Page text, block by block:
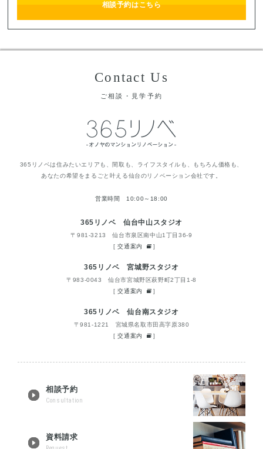
相談予約はこちら
Contact Us
ご相談・見学予約
365リノベは住みたいエリアも、間取も、ライフスタイルも、もちろん価格も、
あなたの希望をまるごと叶える仙台のリノベーション会社です。
営業時間 10:00～18:00
365リノベ 仙台中山スタジオ
〒981-3213 仙台市泉区南中山1丁目36-9
[交通案内 ]
365リノベ 宮城野スタジオ
〒983-0043 仙台市宮城野区萩野町2丁目1-8
[交通案内 ]
365リノベ 仙台南スタジオ
〒981-1221 宮城県名取市田高字原380
[交通案内 ]
相談予約
Consultation
資料請求